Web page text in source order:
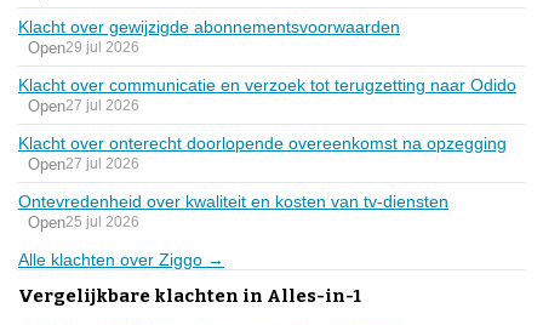
Klacht over gewijzigde abonnementsvoorwaarden
Open29 jul 2026
Klacht over communicatie en verzoek tot terugzetting naar Odido
Open27 jul 2026
Klacht over onterecht doorlopende overeenkomst na opzegging
Open27 jul 2026
Ontevredenheid over kwaliteit en kosten van tv-diensten
Open25 jul 2026
Alle klachten over Ziggo →
Vergelijkbare klachten in Alles-in-1